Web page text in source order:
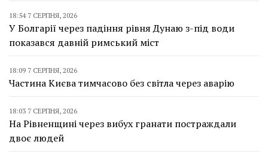
18:54 7 СЕРПНЯ, 2026
У Болгарії через падіння рівня Дунаю з-під води
показався давній римський міст
18:09 7 СЕРПНЯ, 2026
Частина Києва тимчасово без світла через аварію
18:03 7 СЕРПНЯ, 2026
На Рівненщині через вибух гранати постраждали
двоє людей